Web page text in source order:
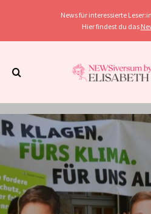
News für interessierte
Hier findest du das